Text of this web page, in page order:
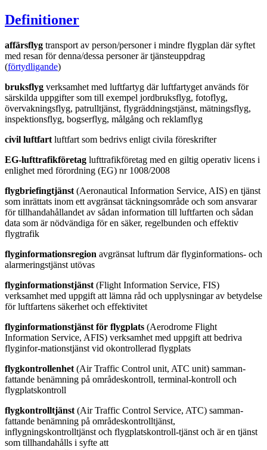
Definitioner
affärsflyg transport av person/personer i mindre flygplan där syftet
med resan för denna/dessa personer är tjänsteuppdrag
(förtydligande)
bruksflyg verksamhet med luftfartyg där luftfartyget används för
särskilda uppgifter som till exempel jordbruksflyg, fotoflyg,
övervakningsflyg, patrulltjänst, flygräddningstjänst, mätningsflyg,
inspektionsflyg, bogserflyg, målgång och reklamflyg
civil luftfart luftfart som bedrivs enligt civila föreskrifter
EG-lufttrafikföretag lufttrafikföretag med en giltig operativ licens i
enlighet med förordning (EG) nr 1008/2008
flygbriefingtjänst (Aeronautical Information Service, AIS) en tjänst
som inrättats inom ett avgränsat täckningsområde och som ansvarar
för tillhandahållandet av sådan information till luftfarten och sådan
data som är nödvändiga för en säker, regelbunden och effektiv
flygtrafik
flyginformationsregion avgränsat luftrum där flyginformations- och
alarmeringstjänst utövas
flyginformationstjänst (Flight Information Service, FIS)
verksamhet med uppgift att lämna råd och upplysningar av betydelse
för luftfartens säkerhet och effektivitet
flyginformationstjänst för flygplats (Aerodrome Flight
Information Service, AFIS) verksamhet med uppgift att bedriva
flyginfor-mationstjänst vid okontrollerad flygplats
flygkontrollenhet (Air Traffic Control unit, ATC unit) samman-
fattande benämning på områdeskontroll, terminal-kontroll och
flygplatskontroll
flygkontrolltjänst (Air Traffic Control Service, ATC) samman-
fattande benämning på områdeskontrolltjänst,
inflygningskontrolltjänst och flygplatskontroll-tjänst och är en tjänst
som tillhandahålls i syfte att